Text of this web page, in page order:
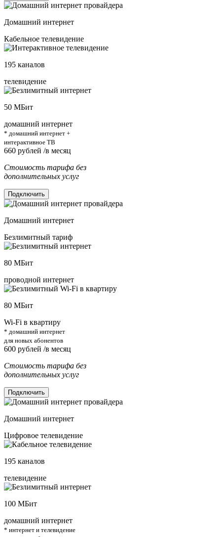
Домашний интернет
Кабельное телевидение
195 каналов
телевидение
50 МБит
домашний интернет
* домашний интернет +
интерактивное ТВ
660 рублей /в месяц
Стоимость тарифа без
дополнительных услуг
Подключить
Домашний интернет
Безлимитный тариф
80 МБит
проводной интернет
80 МБит
Wi-Fi в квартиру
* домашний интернет
для новых абонентов
600 рублей /в месяц
Стоимость тарифа без
дополнительных услуг
Подключить
Домашний интернет
Цифровое телевидение
195 каналов
телевидение
100 МБит
домашний интернет
* интернет и телевидение